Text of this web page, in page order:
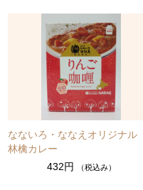
なないろ・ななえオリジナル
林檎カレー
432円
（税込み）